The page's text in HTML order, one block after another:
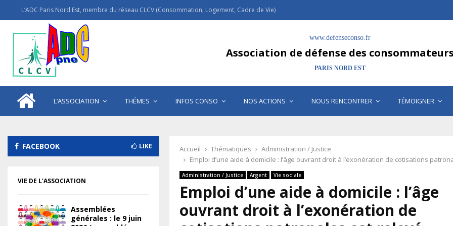
L’ADC Paris Nord Est, membre du réseau CLCV (Consommation, Logement, Cadre de Vie)
www.defenseconso.fr
Association de défense des consommateurs
PARIS NORD EST
L’ASSOCIATION THÉMES INFOS CONSO NOS ACTIONS NOUS RENCONTRER TÉMOIGNER
Accueil Thématiques
Administration / Justice
Emploi d’une aide à domicile : l’âge ouvrant droit à l’exonération de cotisations
Administration / Justice Argent Vie sociale
Emploi d’une aide à domicile : l’âge
ouvrant droit à l’exonération de
FACEBOOK LIKE
VIE DE L'ASSOCIATION
Assemblées
générales : le 9 juin